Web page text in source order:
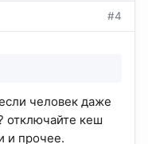
#4
человек даже
отключайте кеш
и прочее.